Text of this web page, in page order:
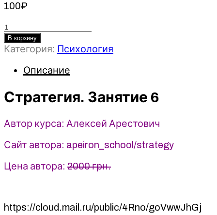
100₽
Количество
товара
Стратегия.
Алексей
Арестович
Apeiron
В корзину
Категория: Психология
Описание
Стратегия. Занятие 6
Автор курса: Алексей Арестович
Сайт автора: apeiron_school/strategy
Цена автора: 2000 грн.
https://cloud.mail.ru/public/4Rno/goVwwJhGj